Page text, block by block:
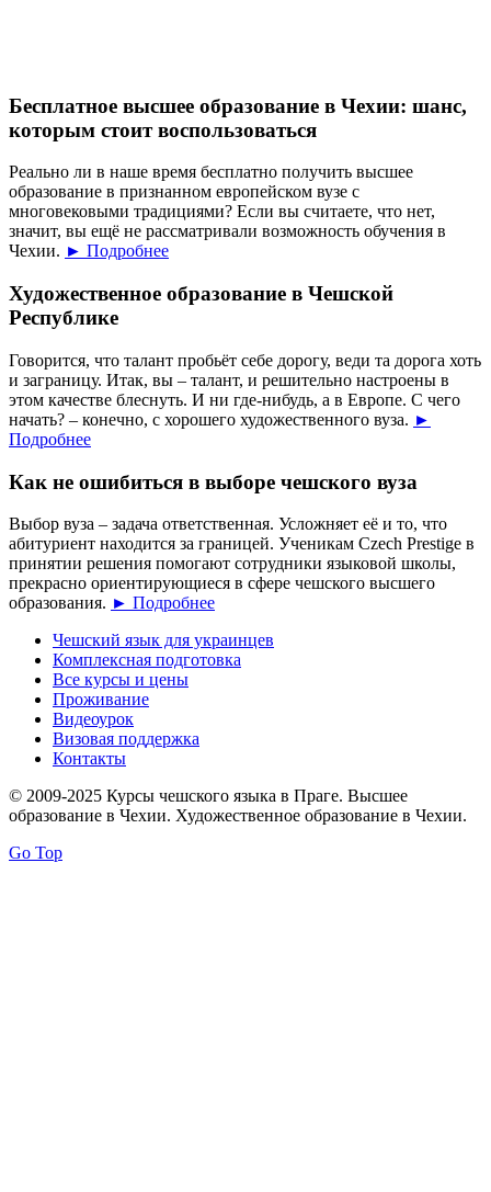
Бесплатное высшее образование в Чехии: шанс,
которым стоит воспользоваться
Реально ли в наше время бесплатно получить высшее
образование в признанном европейском вузе с
многовековыми традициями? Если вы считаете, что нет,
значит, вы ещё не рассматривали возможность обучения в
Чехии. ► Подробнее
Художественное образование в Чешской
Республике
Говорится, что талант пробьёт себе дорогу, веди та дорога хоть
и заграницу. Итак, вы – талант, и решительно настроены в
этом качестве блеснуть. И ни где-нибудь, а в Европе. С чего
начать? – конечно, с хорошего художественного вуза. ►
Подробнее
Как не ошибиться в выборе чешского вуза
Выбор вуза – задача ответственная. Усложняет её и то, что
абитуриент находится за границей. Ученикам Czech Prestige в
принятии решения помогают сотрудники языковой школы,
прекрасно ориентирующиеся в сфере чешского высшего
образования. ► Подробнее
Чешский язык для украинцев
Комплексная подготовка
Все курсы и цены
Проживание
Видеоурок
Визовая поддержка
Контакты
© 2009-2025 Курсы чешского языка в Праге. Высшее
образование в Чехии. Художественное образование в Чехии.
Go Top